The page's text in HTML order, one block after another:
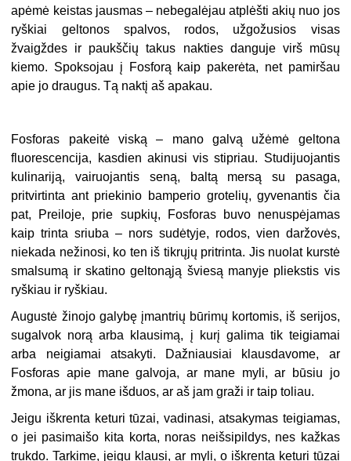
apėmė keistas jausmas – nebegalėjau atplėšti akių nuo jos
ryškiai geltonos spalvos, rodos, užgožusios visas
žvaigždes ir paukščių takus nakties danguje virš mūsų
kiemo. Spoksojau į Fosforą kaip pakerėta, net pamiršau
apie jo draugus. Tą naktį aš apakau.
Fosforas pakeitė viską – mano galvą užėmė geltona
fluorescencija, kasdien akinusi vis stipriau. Studijuojantis
kulinariją, vairuojantis seną, baltą mersą su pasaga,
pritvirtinta ant priekinio bamperio grotelių, gyvenantis čia
pat, Preiloje, prie supkių, Fosforas buvo nenuspėjamas
kaip trinta sriuba – nors sudėtyje, rodos, vien daržovės,
niekada nežinosi, ko ten iš tikrųjų pritrinta. Jis nuolat kurstė
smalsumą ir skatino geltonąją šviesą manyje pliekstis vis
ryškiau ir ryškiau.
Augustė žinojo galybę įmantrių būrimų kortomis, iš serijos,
sugalvok norą arba klausimą, į kurį galima tik teigiamai
arba neigiamai atsakyti. Dažniausiai klausdavome, ar
Fosforas apie mane galvoja, ar mane myli, ar būsiu jo
žmona, ar jis mane išduos, ar aš jam graži ir taip toliau.
Jeigu iškrenta keturi tūzai, vadinasi, atsakymas teigiamas,
o jei pasimaišo kita korta, noras neišsipildys, nes kažkas
trukdo. Tarkime, jeigu klausi, ar myli, o iškrenta keturi tūzai